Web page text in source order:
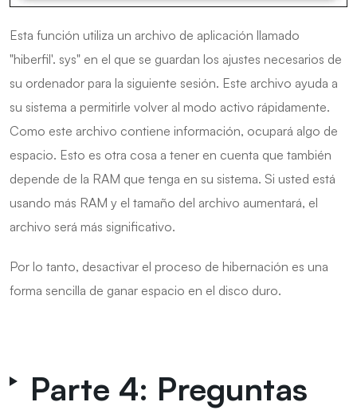
Esta función utiliza un archivo de aplicación llamado
"hiberfil'. sys" en el que se guardan los ajustes necesarios de
su ordenador para la siguiente sesión. Este archivo ayuda a
su sistema a permitirle volver al modo activo rápidamente.
Como este archivo contiene información, ocupará algo de
espacio. Esto es otra cosa a tener en cuenta que también
depende de la RAM que tenga en su sistema. Si usted está
usando más RAM y el tamaño del archivo aumentará, el
archivo será más significativo.
Por lo tanto, desactivar el proceso de hibernación es una
forma sencilla de ganar espacio en el disco duro.
Parte 4: Preguntas